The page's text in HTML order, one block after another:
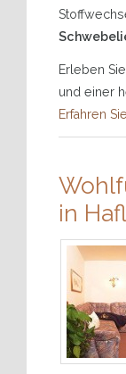
Erleben
und einer
Erfahren
in